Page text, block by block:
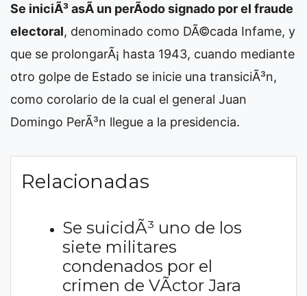
Se iniciÃ³ asÃ­ un perÃ­odo signado por el fraude
electoral, denominado como DÃ©cada Infame, y
que se prolongarÃ¡ hasta 1943, cuando mediante
otro golpe de Estado se inicie una transiciÃ³n,
como corolario de la cual el general Juan
Domingo PerÃ³n llegue a la presidencia.
Relacionadas
Se suicidÃ³ uno de los
siete militares
condenados por el
crimen de VÃ­ctor Jara